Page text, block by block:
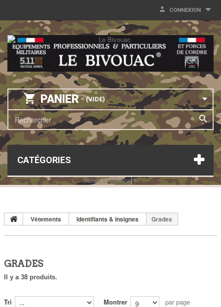
CONNEXION
PANIER (VIDE)
CATÉGORIES
TRANSLATE THIS PAGE
Select Language▼
Vêtements Identifiants & insignes Grades
GRADES
Il y a 38 produits.
Tri Montrer par page